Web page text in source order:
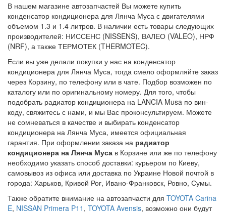
В нашем магазине автозапчастей Вы можете купить
конденсатор кондиционера для Лянча Муса с двигателями
объемом 1.3 и 1.4 литров. В наличии есть товары следующих
производителей: НИССЕНС (NISSENS), ВАЛЕО (VALEO), НРФ
(NRF), а также ТЕРМОТЕК (THERMOTEC).
Если вы уже делали покупки у нас на конденсатор
кондиционера для Лянча Муса, тогда смело оформляйте заказ
через Корзину, по телефону или в чате. Подбор возможен по
каталогу или по оригинальному номеру. Для того, чтобы
подобрать радиатор кондиционера на LANCIA Musa по вин-
коду, свяжитесь с нами, и мы Вас проконсультируем. Можете
не сомневаться в качестве и выбирать конденсатор
кондиционера на Лянча Муса, имеется официальная
гарантия. При оформлении заказа на радиатор
кондиционера на Лянча Муса в Корзине или же по телефону
необходимо указать способ доставки: курьером по Киеву,
самовывоз из офиса или доставка по Украине Новой почтой в
города: Харьков, Кривой Рог, Ивано-Франковск, Ровно, Сумы.
Также обратите внимание на автозапчасти для TOYOTA Carina
E, NISSAN Primera P11 , TOYOTA Avensis, возможно они будут